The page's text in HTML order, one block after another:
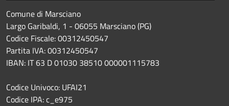
Comune di Marsciano
Largo Garibaldi, 1 - 06055 Marsciano (PG)
Codice Fiscale: 00312450547
Partita IVA: 00312450547
IBAN: IT 63 D 01030 38510 000001115783
Codice Univoco: UFAI21
Codice IPA: c_e975